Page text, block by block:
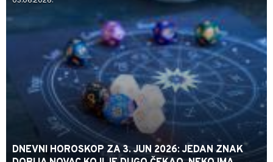
DNEVNI HOROSKOP ZA 3. JUN 2026: JEDAN ZNAK